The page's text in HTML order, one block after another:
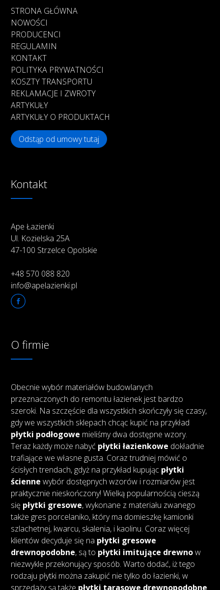
STRONA GŁÓWNA
NOWOŚCI
PRODUCENCI
REGULAMIN
KONTAKT
POLITYKA PRYWATNOŚCI
KOSZTY TRANSPORTU
REKLAMACJE I ZWROTY
ARTYKUŁY
ARTYKUŁY O PRODUKTACH
Odstąp od umowy tutaj
Kontakt
Ape Łazienki
Ul. Kozielska 25A
47-100 Strzelce Opolskie
+48 570 088 820
info@apelazienki.pl
O firmie
Obecnie wybór materiałów budowlanych
przeznaczonych do remontu łazienek jest bardzo
szeroki. Na szczęście dla wszystkich skończyły się czasy,
gdy we wszystkich sklepach chcąc kupić na przykład
płytki podłogowe mieliśmy dwa dostępne wzory.
Teraz każdy może nabyć płytki łazienkowe dokładnie
trafiające we własne gusta. Coraz trudniej mówić o
ścisłych trendach, gdyż na przykład kupując płytki
ścienne wybór dostępnych wzorów i rozmiarów jest
praktycznie nieskończony! Wielką popularnością cieszą
się płytki gresowe, wykonane z materiału zwanego
także gres porcelaniko, który ma domieszkę kamionki
szlachetnej, kwarcu, skalenia, i kaolinu. Coraz więcej
klientów decyduje się na płytki gresowe
drewnopodobne, są to płytki imitujące drewnow
niezwykle przekonujący sposób. Warto dodać, iż tego
rodzaju płytki można zakupić nie tylko do łazienki, w
sprzedaży są także płytki tarasowe drewnopodobne